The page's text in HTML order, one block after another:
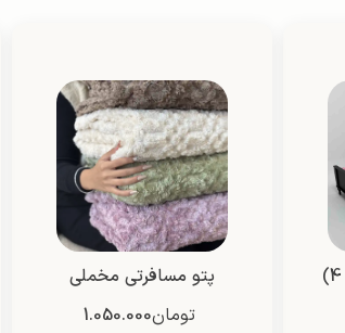
پتو مسافرتی مخملی
نیوسافتتومان1.050.000